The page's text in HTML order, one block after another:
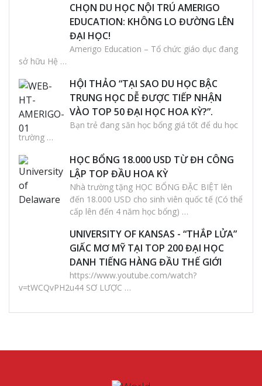
CHỌN DU HỌC NỘI TRÚ AMERIGO
EDUCATION: KHÔNG LO ĐƯỜNG LÊN
ĐẠI HỌC!
Amerigo Education – Tổ chức giáo dục đang
sở hữu Hệ …
HỘI THẢO “TẠI SAO DU HỌC BẬC
TRUNG HỌC DỄ ĐƯỢC TIẾP NHẬN
VÀO TOP 50 ĐẠI HỌC HOA KỲ?”.
Bạn trẻ đang săn học bổng giá tốt để du học
trường …
HỌC BỔNG 18.000 USD TỪ ĐH CÔNG
LẬP TOP ĐẦU HOA KỲ
Nhà trường tặng HỌC BỔNG ĐẶC BIỆT lên
đến 18.000 USD cho sinh viên quốc tế (Có thể
cấp lên đến 4 năm học bổng) …
UNIVERSITY OF KANSAS - “THẮP LỬA”
GIẤC MƠ MỸ TẠI TOP 200 ĐẠI HỌC
DANH TIẾNG HÀNG ĐẦU THẾ GIỚI
https://www.youtube.com/watch?
v=tWCQvPH2u44 SƠ LƯỢC …